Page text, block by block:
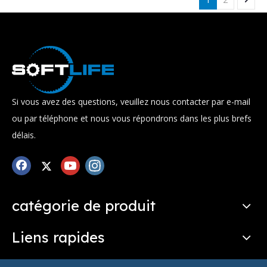
Si vous avez des questions, veuillez nous contacter par e-mail
ou par téléphone et nous vous répondrons dans les plus brefs
délais.
catégorie de produit
Liens rapides